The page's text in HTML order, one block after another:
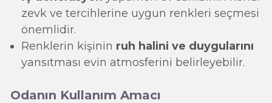
zevk ve tercihlerine uygun renkleri seçmesi
önemlidir.
Renklerin kişinin ruh halini ve duygularını
yansıtması evin atmosferini belirleyebilir.
Odanın Kullanım Amacı